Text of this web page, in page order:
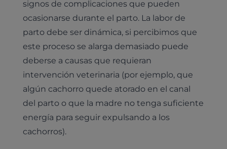
Diagnóstico veterinario por imagen
Laboratorio veterinario propio
Ecografía
Pruebas cropológicas
Pruebas histológicas – microscopio
Identificación con microchip y pasaporte
Desparasitación
Esterilización
Vacunación
Hospitalización
Dermatología
Traumatología
Nutrición
Planes de salud para perros
Planes de salud para gatos
¿Quiénes somos?
Comité de expertos veterinarios
Trabaja en Clinicanimal
signos de complicaciones que pueden
ocasionarse durante el parto. La labor de
parto debe ser dinámica, si percibimos que
este proceso se alarga demasiado puede
deberse a causas que requieran
intervención veterinaria (por ejemplo, que
algún cachorro quede atorado en el canal
del parto o que la madre no tenga suficiente
energía para seguir expulsando a los
cachorros).